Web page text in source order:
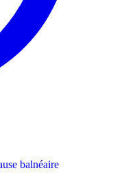
balnéaire